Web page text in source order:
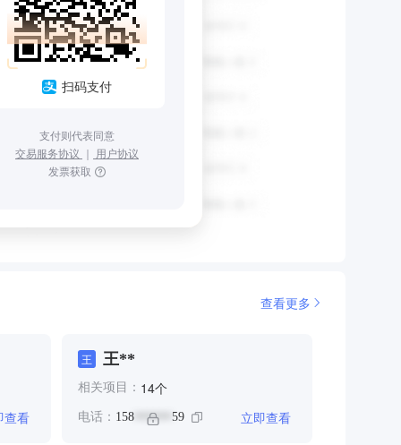
扫码支付
支付则代表同意
交易服务协议 ｜ 用户协议
发票获取
查看更多
查看
王 王**
相关项目： 14个
电话： 158****** 59 立即查看